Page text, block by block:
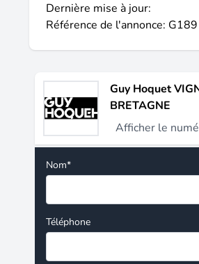
Dernière mise à jour:
Référence de l'annonce: G189
Guy Hoquet
BRETAGNE
Afficher le
Nom*
Téléphone